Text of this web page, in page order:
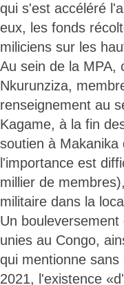
qui s'est accéléré
eux, les fonds
miliciens sur les
Au sein de la MPA,
Nkurunziza,
renseignement au
Kagame, à la fin
soutien à Makanika
l'importance est
millier de
militaire dans la
Un
unies au Congo,
qui mentionne
2021, l'existence